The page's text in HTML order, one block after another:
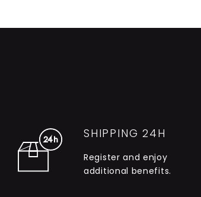
SHIPPING 24H
Register and enjoy
additional benefits.